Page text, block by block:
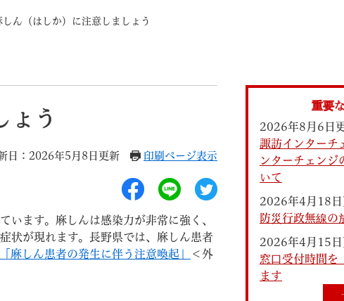
て ページ PDF 記事ID検索
マイナンバー
町政情報 こんなときは 観
しん（はしか）に注意しましょう
ょう
日：2026年5月8日更新 印刷ページ表示
ます。麻しんは感染力が非常に強く、
状が現れます。長野県では、麻しん患者
麻しん患者の発生に伴う注意喚起」
＜外
重要
2026年8月6日
諏訪インターチ
ンターチェンジ
いて
2026年4月18日
防災行政無線の
2026年4月15日
窓口受付時間を
ます